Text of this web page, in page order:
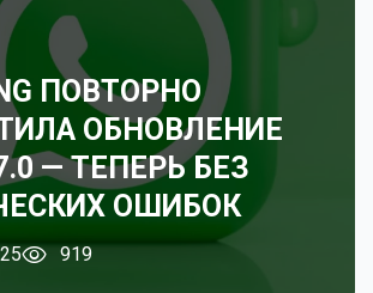
ПОВТОРНО
ОБНОВЛЕНИЕ
— ТЕПЕРЬ БЕЗ
ОШИБОК
919